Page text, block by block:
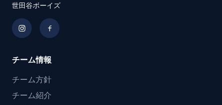
世田谷ボーイズ
チーム情報
チーム方針
チーム紹介